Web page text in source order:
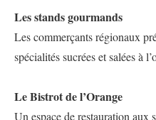
Les stands gourmands
Les commerçants régionaux
spécialités sucrées et salées à
Le Bistrot de l’Orange
Un espace de restauration aux